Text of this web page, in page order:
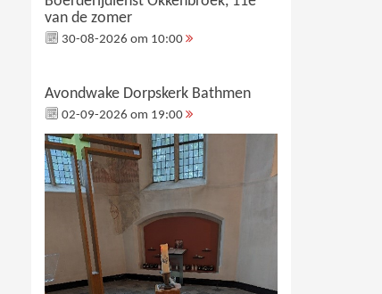
van de zomer
30-08-2026 om 10:00
Avondwake Dorpskerk Bathmen
02-09-2026 om 19:00